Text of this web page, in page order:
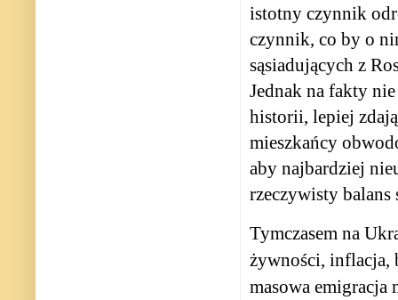
istotny czynnik
czynnik, co by o
sąsiadujących z
Jednak na fakty
historii, lepiej
mieszkańcy
aby najbardziej
rzeczywisty balans
Tymczasem na
żywności, inflacja,
masowa emigracja